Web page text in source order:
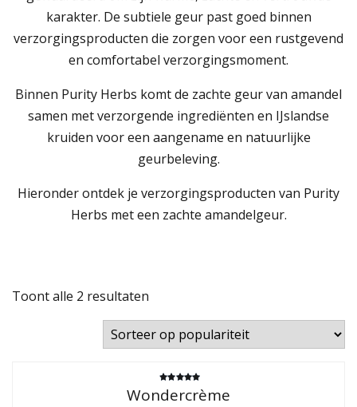
karakter. De subtiele geur past goed binnen
verzorgingsproducten die zorgen voor een rustgevend
en comfortabel verzorgingsmoment.
Binnen Purity Herbs komt de zachte geur van amandel
samen met verzorgende ingrediënten en IJslandse
kruiden voor een aangename en natuurlijke
geurbeleving.
Hieronder ontdek je verzorgingsproducten van Purity
Herbs met een zachte amandelgeur.
Toont alle 2 resultaten
op
populariteit
Gewaardeerd
5.00
Wondercrème